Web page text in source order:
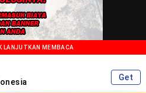
LANJUTKAN MEMBACA
Get